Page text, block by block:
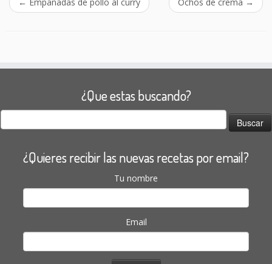
¿Que estas buscando?
Buscar:
¿Quieres recibir las nuevas recetas por email?
Tu nombre
Email